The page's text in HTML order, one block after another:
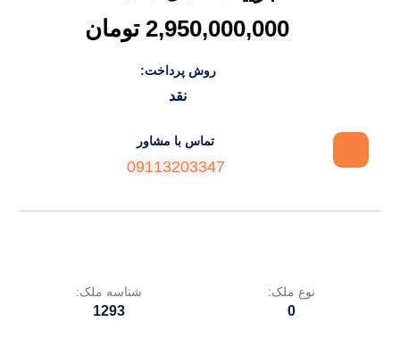
2,950,000,000 تومان
روش پرداخت:
نقد
تماس با مشاور
09113203347
نوع ملک:
0
شناسه ملک:
1293